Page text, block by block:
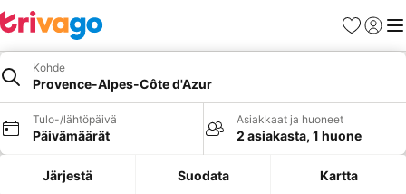
Suosikit
Kohde
Provence-Alpes-Côte d'Azur
Tulo-/lähtöpäivä
Päivämäärät
Asiakkaat ja huoneet
2 asiakasta, 1 huone
Järjestä Suodata Kartta